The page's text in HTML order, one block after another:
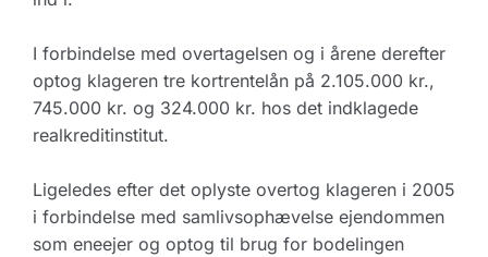
I forbindelse med overtagelsen og i årene derefter
optog klageren tre kortrentelån på 2.105.000 kr.,
745.000 kr. og 324.000 kr. hos det indklagede
realkreditinstitut.
Ligeledes efter det oplyste overtog klageren i 2005
i forbindelse med samlivsophævelse ejendommen
som eneejer og optog til brug for bodelingen